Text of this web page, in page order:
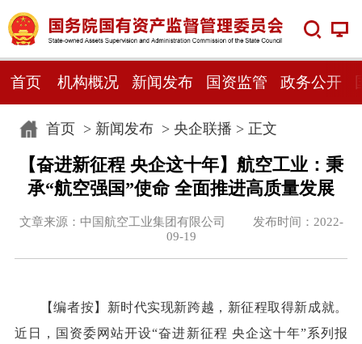
首页 机构概况 新闻发布 国资监管 政务公开
首页> 新闻发布> 央企联播 > 正文
【奋进新征程 央企这十年】航空工业：秉
承“航空强国”使命 全面推进高质量发展
文章来源：中国航空工业集团有限公司 发布时间：2022-
09-19
【编者按】 新时代实现新跨越，新征程取得新成就。
近日，国资委网站开设“奋进新征程 央企这十年”系列报